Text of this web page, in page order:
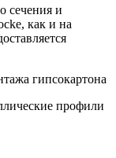
сечения и
как и на
гипсокартона
профили